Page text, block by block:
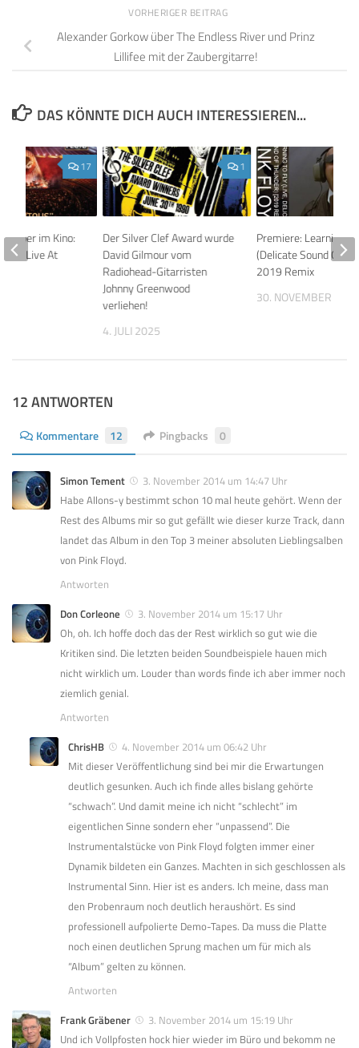
VORHERIGER BEITRAG
Alexander Gorkow über The Endless River und Prinz
Lillifee mit der Zaubergitarre!
DAS KÖNNTE DICH AUCH INTERESSIEREN...
1
Der Silver Clef Award wurde
David Gilmour vom
Radiohead-Gitarristen
Johnny Greenwood
verliehen!
4. JULI 2025
Premiere: Learning
(Delicate Sound Of
2019 Remix
30. NOVEMBER
17
im Kino:
– Live At
12 ANTWORTEN
Kommentare 12 Pingbacks 0
Simon Tement
3. November 2014 um 14:47 Uhr
Habe Allons-y bestimmt schon 10 mal heute gehört. Wenn der
Rest des Albums mir so gut gefällt wie dieser kurze Track, dann
landet das Album in den Top 3 meiner absoluten Lieblingsalben
von Pink Floyd.
Antworten
Don Corleone
3. November 2014 um 15:17 Uhr
Oh, oh. Ich hoffe doch das der Rest wirklich so gut wie die
Kritiken sind. Die letzten beiden Soundbeispiele hauen mich
nicht wirklich um. Louder than words finde ich aber immer noch
ziemlich genial.
Antworten
ChrisHB
4. November 2014 um 06:42 Uhr
Mit dieser Veröffentlichung sind bei mir die Erwartungen
deutlich gesunken. Auch ich finde alles bislang gehörte
“schwach”. Und damit meine ich nicht “schlecht” im
eigentlichen Sinne sondern eher “unpassend”. Die
Instrumentalstücke von Pink Floyd folgten immer einer
Dynamik bildeten ein Ganzes. Machten in sich geschlossen als
Instrumental Sinn. Hier ist es anders. Ich meine, dass man
den Probenraum noch deutlich heraushört. Es sind
professionell aufpolierte Demo-Tapes. Da muss die Platte
noch einen deutlichen Sprung machen um für mich als
“Album” gelten zu können.
Antworten
Frank Gräbener
3. November 2014 um 15:19 Uhr
Und ich Vollpfosten hock hier wieder im Büro und bekomm ne